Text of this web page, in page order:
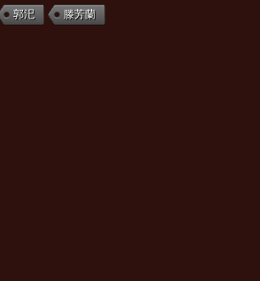
郭汜 滕芳蘭